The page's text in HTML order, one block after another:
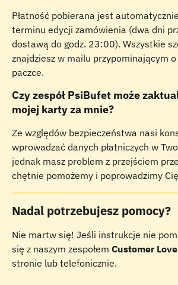
Płatność pobierana jest
terminu edycji zamówienia (dwa dni
dostawą do godz. 23:00). Wszystkie
znajdziesz w mailu przypominającym
paczce.
Czy zespół PsiBufet może
mojej karty za mnie?
Ze względów bezpieczeństwa nasi
wprowadzać danych płatniczych w
jednak masz problem z przejściem
chętnie pomożemy i poprowadzimy
Nadal potrzebujesz pomocy?
Nie martw się! Jeśli instrukcje nie
się z naszym zespołem Customer Love
stronie lub telefonicznie.